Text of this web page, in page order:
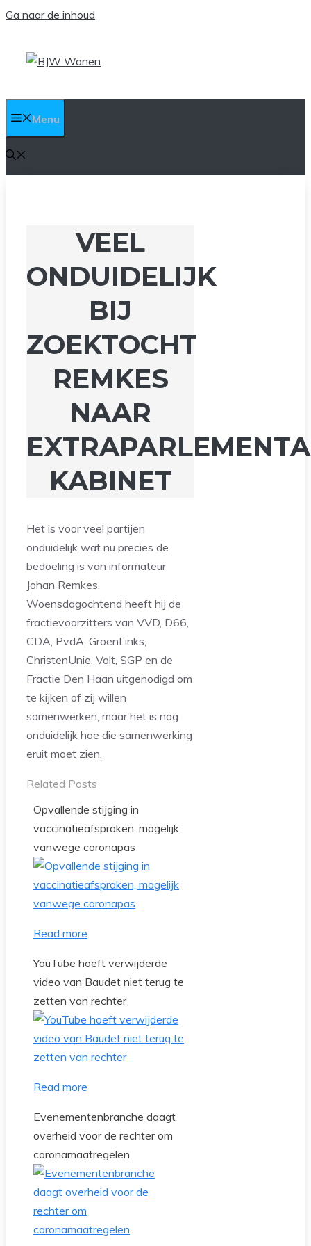
Ga naar de inhoud
Menu
VEEL
ONDUIDELIJK
BIJ
ZOEKTOCHT
REMKES
NAAR
KABINET
Het is voor veel partijen
onduidelijk wat nu precies de
bedoeling is van informateur
Johan Remkes.
Woensdagochtend heeft hij de
fractievoorzitters van VVD, D66,
CDA, PvdA, GroenLinks,
ChristenUnie, Volt, SGP en de
Fractie Den Haan uitgenodigd om
te kijken of zij willen
samenwerken, maar het is nog
onduidelijk hoe die samenwerking
eruit moet zien.
Related Posts
Opvallende stijging in
vaccinatieafspraken, mogelijk
vanwege coronapas
Read more
YouTube hoeft verwijderde
video van Baudet niet terug te
zetten van rechter
Read more
Evenementenbranche daagt
overheid voor de rechter om
coronamaatregelen